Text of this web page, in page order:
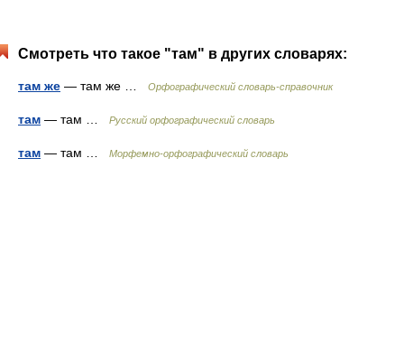
Смотреть что такое "там" в других словарях:
там же — там же … Орфографический словарь-справочник
там — там … Русский орфографический словарь
там — там … Морфемно-орфографический словарь